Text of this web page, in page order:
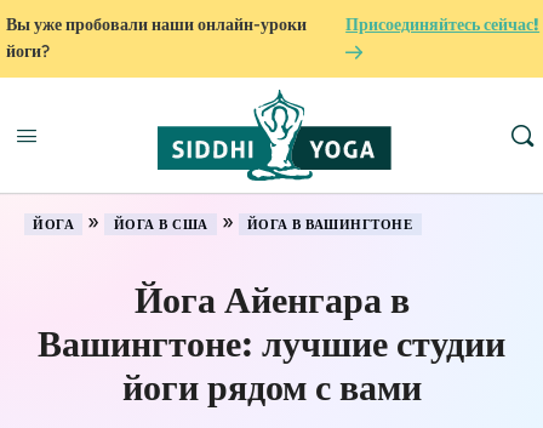
Вы уже пробовали наши онлайн-уроки
йоги?
Присоединяйтесь сейчас!
ЙОГА » ЙОГА В США » ЙОГА В ВАШИНГТОНЕ
Йога Айенгара в
Вашингтоне: лучшие студии
йоги рядом с вами